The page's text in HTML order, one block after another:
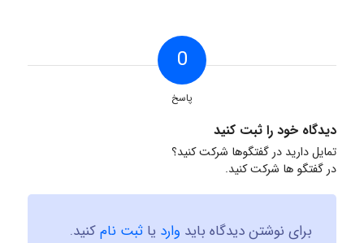
0
پاسخ
دیدگاه خود را ثبت کنید
تمایل دارید در گفتگوها شرکت کنید؟
در گفتگو ها شرکت کنید.
برای نوشتن دیدگاه باید وارد یا ثبت نامکنید.